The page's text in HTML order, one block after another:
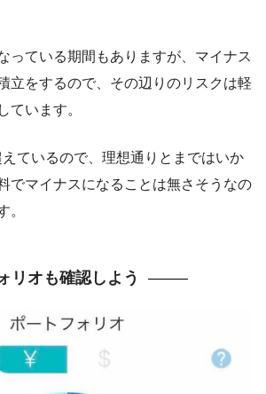
っている期間もありますが、マイナス
立をするので、その辺りのリスクは軽
ています。
ているので、理想通りとまではいか
でマイナスになることは無さそうなの
。
リオも確認しよう